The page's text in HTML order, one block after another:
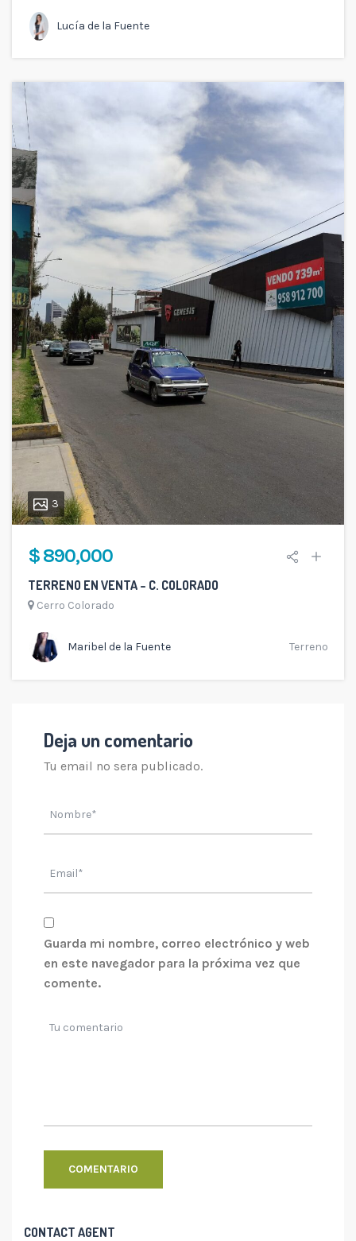
Lucía de la Fuente
3
$ 890,000
TERRENO EN VENTA – C. COLORADO
Cerro Colorado
Maribel de la Fuente Terreno
Deja un comentario
Tu email no sera publicado.
Guarda mi nombre, correo electrónico y web
en este navegador para la próxima vez que
comente.
CONTACT AGENT